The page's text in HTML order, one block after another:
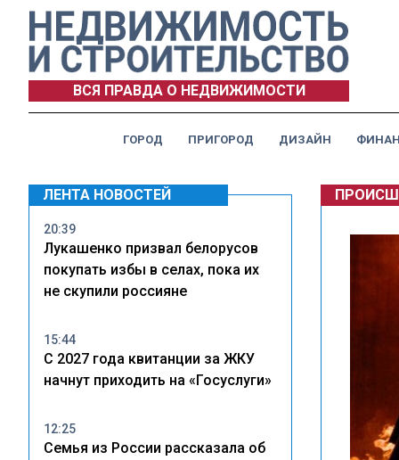
ВСЯ ПРАВДА О НЕДВИЖИМОСТИ
ГОРОД ПРИГОРОД ДИЗАЙН
ЛЕНТА НОВОСТЕЙ
20:39
Лукашенко призвал белорусов
покупать избы в селах, пока их
не скупили россияне
15:44
С 2027 года квитанции за ЖКУ
начнут приходить на «Госуслуги»
12:25
Семья из России рассказала об